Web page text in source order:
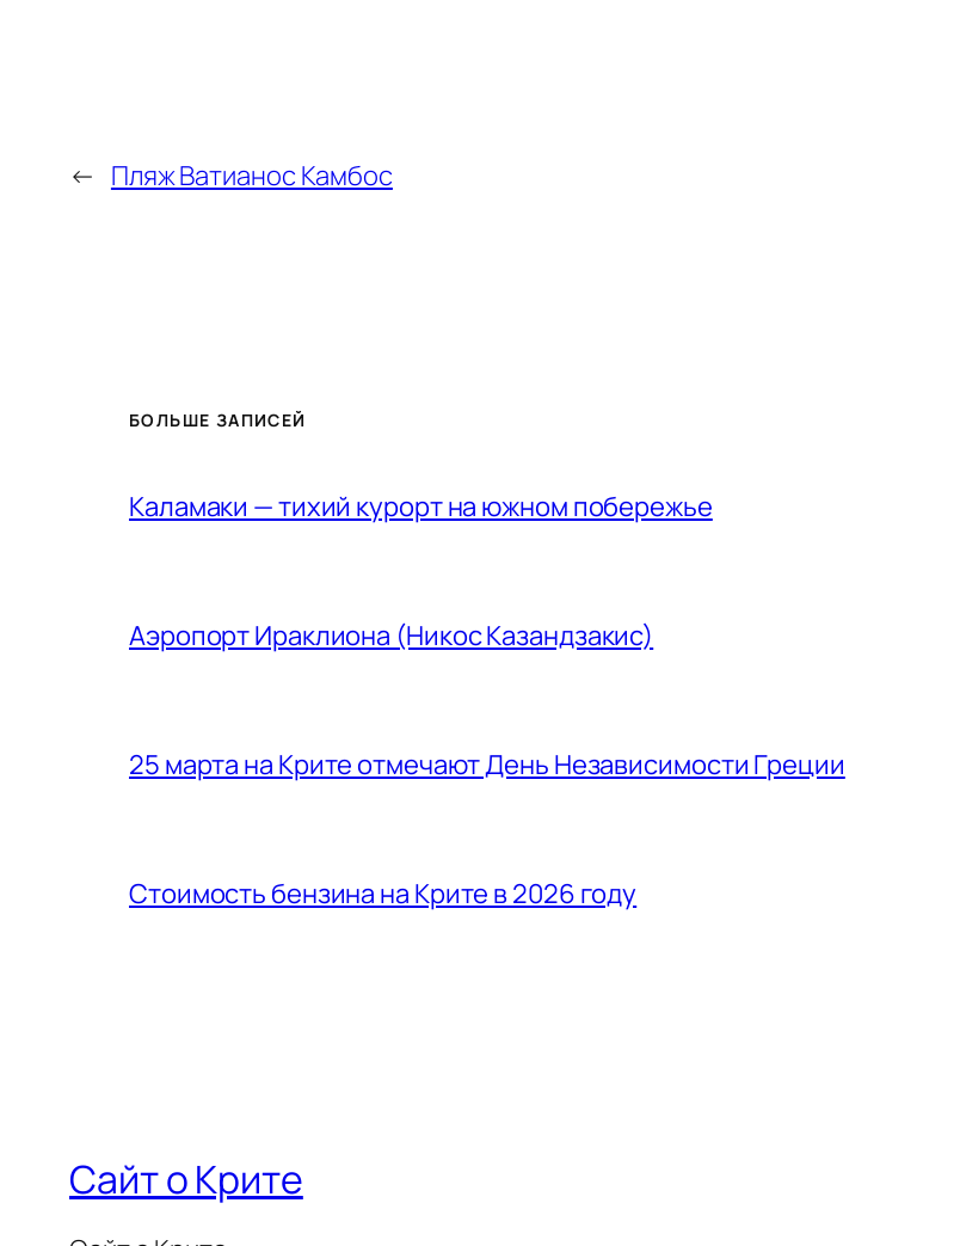
← Пляж Ватианос Камбос
БОЛЬШЕ ЗАПИСЕЙ
Каламаки — тихий курорт на южном побережье
Аэропорт Ираклиона (Никос Казандзакис)
25 марта на Крите отмечают День Независимости Греции
Стоимость бензина на Крите в 2026 году
Сайт о Крите